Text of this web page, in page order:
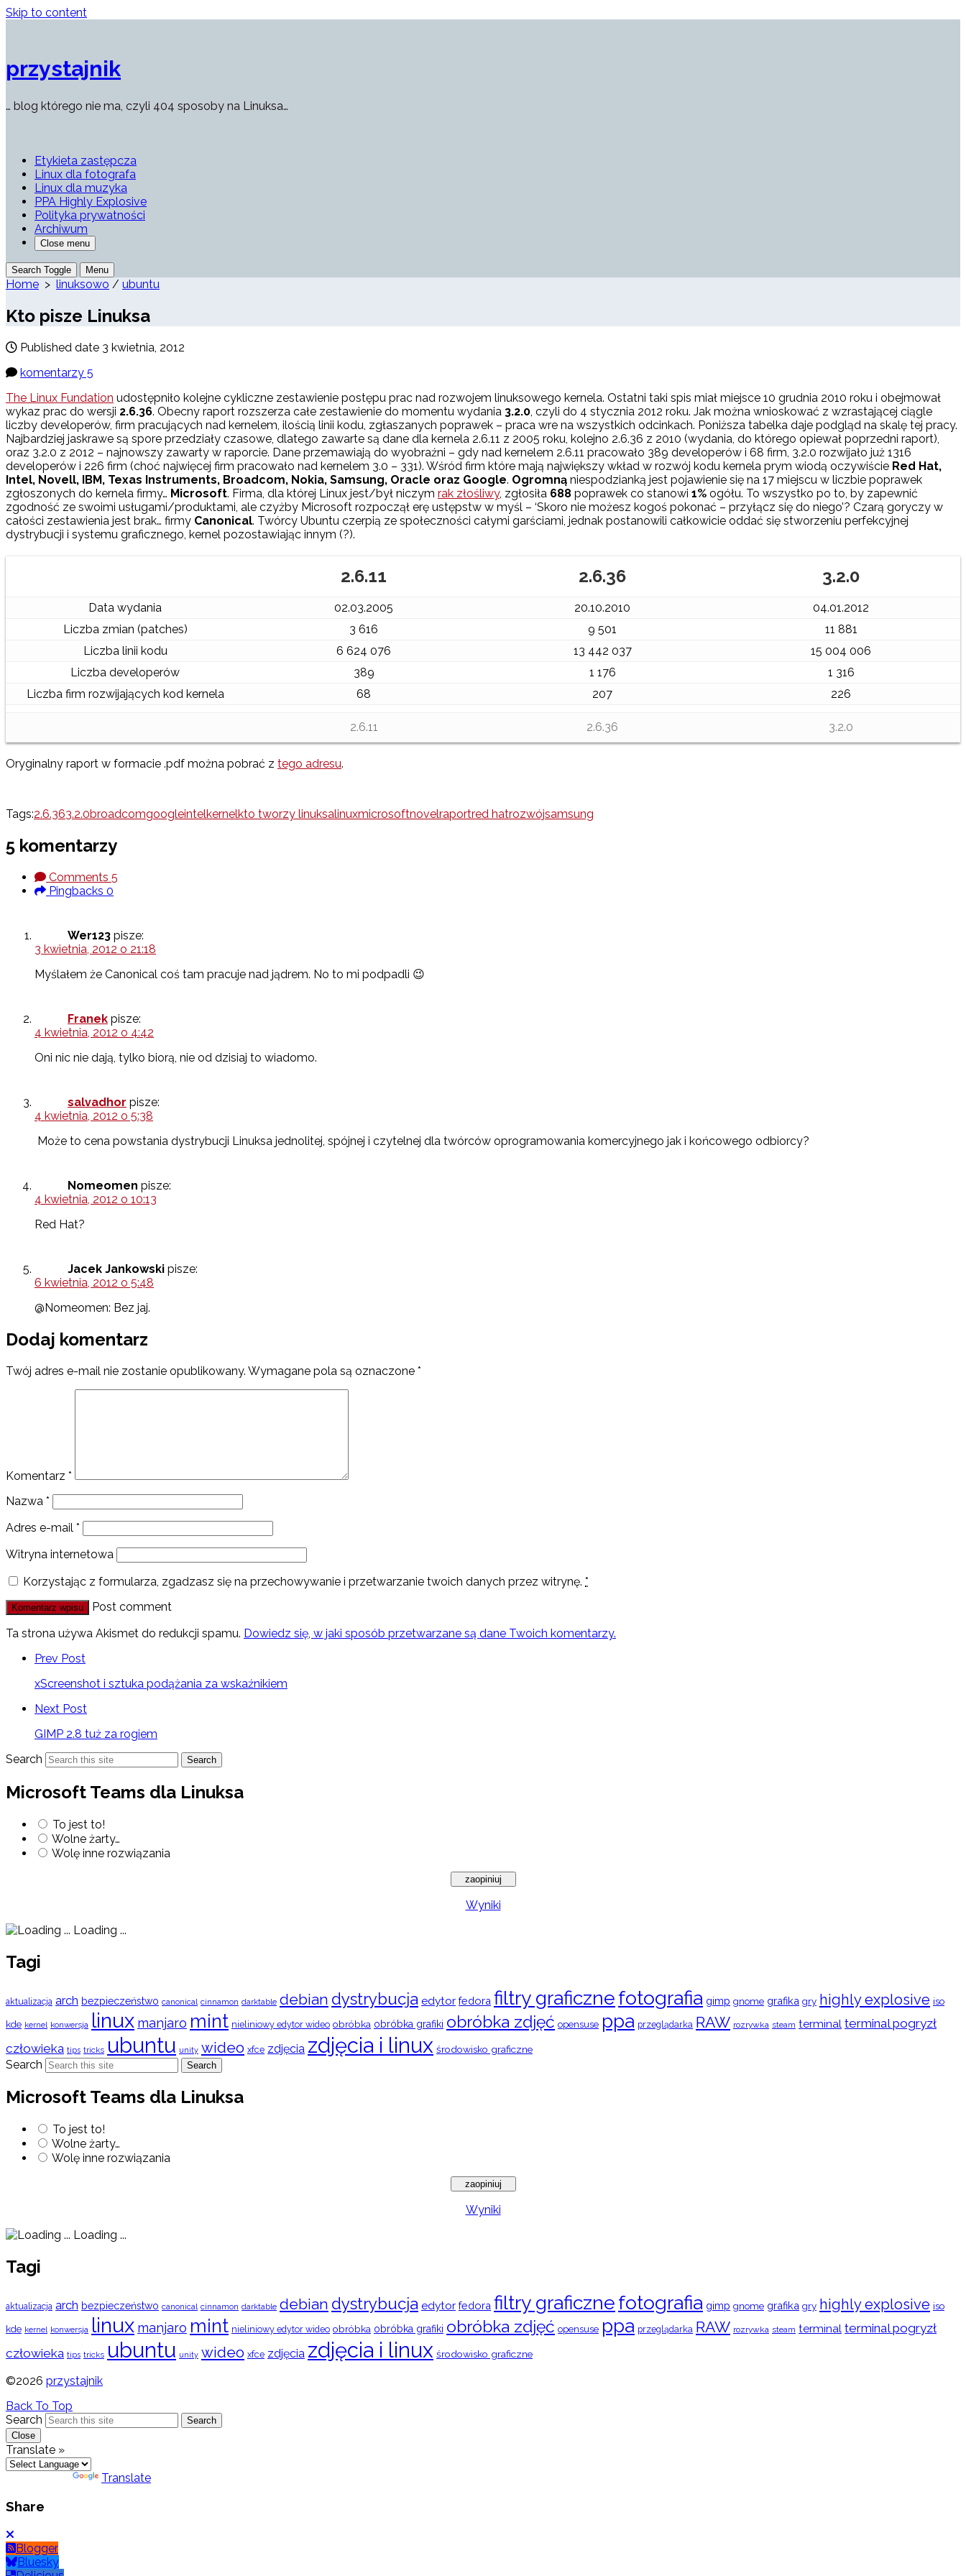
Skip to content
przystajnik
… blog którego nie ma, czyli 404 sposoby na Linuksa…
Etykieta zastępcza
Linux dla fotografa
Linux dla muzyka
PPA Highly Explosive
Polityka prywatności
Archiwum
Close menu
Search Toggle Menu
Home > linuksowo / ubuntu
Kto pisze Linuksa
Published date 3 kwietnia, 2012
komentarzy 5
The Linux Fundation udostępniło kolejne cykliczne zestawienie postępu prac nad rozwojem linuksowego kernela. Ostatni taki spis miał miejsce 10 grudnia 2010 roku i obejmował
wykaz prac do wersji 2.6.36. Obecny raport rozszerza całe zestawienie do momentu wydania 3.2.0, czyli do 4 stycznia 2012 roku. Jak można wnioskować z wzrastającej ciągle
liczby developerów, firm pracujących nad kernelem, ilością linii kodu, zgłaszanych poprawek – praca wre na wszystkich odcinkach. Poniższa tabelka daje podgląd na skalę tej pracy.
Najbardziej jaskrawe są spore przedziały czasowe, dlatego zawarte są dane dla kernela 2.6.11 z 2005 roku, kolejno 2.6.36 z 2010 (wydania, do którego opiewał poprzedni raport),
oraz 3.2.0 z 2012 – najnowszy zawarty w raporcie. Dane przemawiają do wyobraźni – gdy nad kernelem 2.6.11 pracowało 389 developerów i 68 firm, 3.2.0 rozwijało już 1316
developerów i 226 firm (choć najwięcej firm pracowało nad kernelem 3.0 – 331). Wśród firm które mają największy wkład w rozwój kodu kernela prym wiodą oczywiście Red Hat,
Intel, Novell, IBM, Texas Instruments, Broadcom, Nokia, Samsung, Oracle oraz Google. Ogromną niespodzianką jest pojawienie się na 17 miejscu w liczbie poprawek
zgłoszonych do kernela firmy… Microsoft. Firma, dla której Linux jest/był niczym rak złośliwy, zgłosiła 688 poprawek co stanowi 1% ogółu. To wszystko po to, by zapewnić
zgodność ze swoimi usługami/produktami, ale czyżby Microsoft rozpoczął erę ustępstw w myśl – ‘Skoro nie możesz kogoś pokonać – przyłącz się do niego’? Czarą goryczy w
całości zestawienia jest brak… firmy Canonical. Twórcy Ubuntu czerpią ze społeczności całymi garściami, jednak postanowili całkowicie oddać się stworzeniu perfekcyjnej
dystrybucji i systemu graficznego, kernel pozostawiając innym (?).
2.6.11 2.6.36 3.2.0
2.6.11 2.6.36 3.2.0
Data wydania 02.03.2005 20.10.2010
04.01.2012
Liczba zmian (patches)
3 616 9 501
11 881
Liczba linii kodu
6 624 076 13 442 037
15 004 006
Liczba developerów
389 1 176
1 316
Liczba firm rozwijających kod kernela
68 207 226
Oryginalny raport w formacie .pdf można pobrać z tego adresu.
Tags:2.6.363.2.0broadcomgoogleintelkernelkto tworzy linuksalinuxmicrosoftnovelraportred hatrozwójsamsung
5 komentarzy
Comments 5
Pingbacks 0
Wer123 pisze:
3 kwietnia, 2012 o 21:18
Myślałem że Canonical coś tam pracuje nad jądrem. No to mi podpadli 😉
Franek pisze:
4 kwietnia, 2012 o 4:42
Oni nic nie dają, tylko biorą, nie od dzisiaj to wiadomo.
salvadhor pisze:
4 kwietnia, 2012 o 5:38
Może to cena powstania dystrybucji Linuksa jednolitej, spójnej i czytelnej dla twórców oprogramowania komercyjnego jak i końcowego odbiorcy?
Nomeomen pisze:
4 kwietnia, 2012 o 10:13
Red Hat?
Jacek Jankowski pisze:
6 kwietnia, 2012 o 5:48
@Nomeomen: Bez jaj.
Dodaj komentarz
Twój adres e-mail nie zostanie opublikowany. Wymagane pola są oznaczone *
Komentarz *
Nazwa *
Adres e-mail *
Witryna internetowa
Korzystając z formularza, zgadzasz się na przechowywanie i przetwarzanie twoich danych przez witrynę. *
Post comment
Ta strona używa Akismet do redukcji spamu. Dowiedz się, w jaki sposób przetwarzane są dane Twoich komentarzy.
Prev Post
xScreenshot i sztuka podążania za wskaźnikiem
Next Post
GIMP 2.8 tuż za rogiem
Search
Search
Microsoft Teams dla Linuksa
To jest to!
Wolne żarty…
Wolę inne rozwiązania
Wyniki
Loading ...
Tagi
aktualizacja arch bezpieczeństwo canonical cinnamon darktable debian dystrybucja edytor fedora filtry graficznefotografia gimp gnome grafika gry highly explosive iso
kde kernel konwersja linux manjaro mint nieliniowy edytor wideo obróbka obróbka grafiki obróbka zdjęć opensuse ppa przeglądarka RAW rozrywka steam terminal terminal pogryzł
człowieka tips tricks ubuntu unity wideo xfce zdjęcia zdjęcia i linux środowisko graficzne
Search Search
Microsoft Teams dla Linuksa
To jest to!
Wolne żarty…
Wolę inne rozwiązania
Wyniki
Loading ...
Tagi
aktualizacja arch bezpieczeństwo canonical cinnamon darktable debian dystrybucja edytor fedora filtry graficznefotografia gimp gnome grafika gry highly explosive iso
kde kernel konwersja linux manjaro mint nieliniowy edytor wideo obróbka obróbka grafiki obróbka zdjęć opensuse ppa przeglądarka RAW rozrywka steam terminal terminal pogryzł
człowieka tips tricks ubuntu unity wideo xfce zdjęcia zdjęcia i linux środowisko graficzne
©2026 przystajnik
Back To Top
Search
Search
Close
Translate »
Translate
Share
Blogger
Bluesky